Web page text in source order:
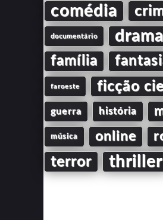
comédia
documentário drama
família
faroeste ficção
guerra história
música online
terror thriller